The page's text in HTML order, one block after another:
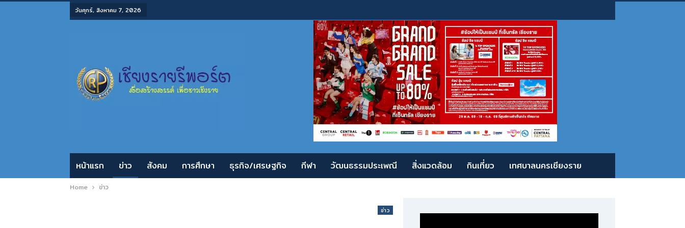
วันศุกร์, สิงหาคม 7, 2026
หน้าแรก ข่าว สังคม การศึกษา ธุรกิจ/เศรษฐกิจ กีฬา วัฒนธรรมประเพณี สิ่งแวดล้อม กินเที่ยว เทศบาลนครเชียงราย
Home ข่าว
ข่าว